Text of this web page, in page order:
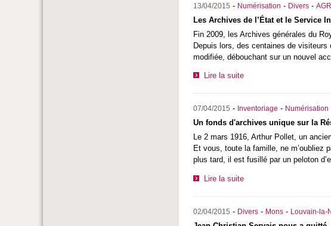
13/04/2015 - Numérisation - Divers - AGR
Les Archives de l’État et le Service
Fin 2009, les Archives générales du
Depuis lors, des centaines de
modifiée, débouchant sur un nouvel
Lire la suite
07/04/2015 - Inventoriage - Numérisation
Un fonds d'archives unique sur la
Le 2 mars 1916, Arthur Pollet, un
Et vous, toute la famille, ne m’oubliez
plus tard, il est fusillé par un peloton
Lire la suite
02/04/2015 - Divers - Mons - Louvain-la-